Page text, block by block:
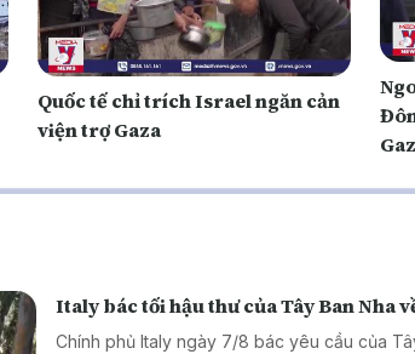
Quốc tế chỉ trích Israel ngăn cản
viện trợ Gaza
Italy bác tối hậu thư của Tây Ban Nha
Chính phủ Italy ngày 7/8 bác yêu cầu của